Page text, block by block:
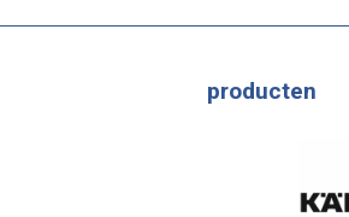
producten